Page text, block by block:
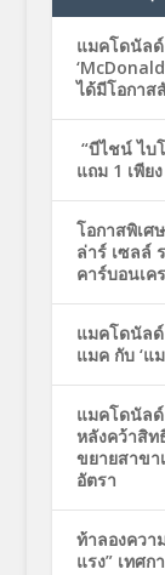
แมคโดนัล
ได้มีโอกาส
“บีไชน์ ไบ
แถม 1 เพีย
โอกาสพิเศ
ล่าร์ เซลล์
คาร์บอนเค
แมคโดนัลด์
แมค กับ ‘แ
แมคโดนัลด์
หลังคว้าสิ
ขยายสาขา
อัตรา
ท้าลองควา
แรง” เทศ